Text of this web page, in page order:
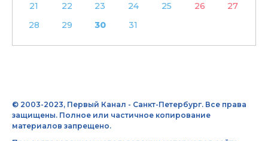
21
22 23 24 25 26
27
28
29 30 31
© 2003-2023, Первый Канал - Санкт-Петербург. Все права
защищены. Полное или частичное копирование
материалов запрещено.